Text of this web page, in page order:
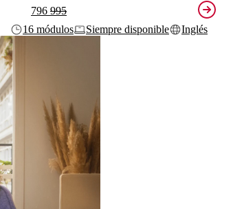
796 995
16 módulos
Siempre disponible
Inglés